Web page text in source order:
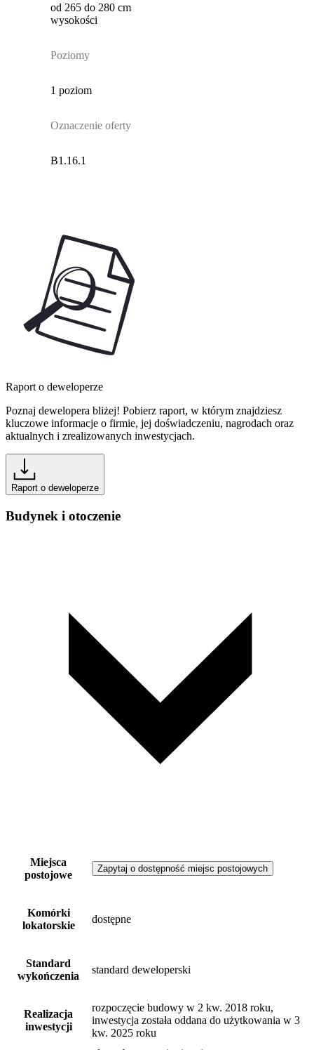
od 265 do 280 cm
wysokości
Poziomy
1 poziom
Oznaczenie oferty
B1.16.1
Raport o deweloperze
Poznaj dewelopera bliżej! Pobierz raport, w którym znajdziesz
kluczowe informacje o firmie, jej doświadczeniu, nagrodach oraz
aktualnych i zrealizowanych inwestycjach.
Raport o deweloperze
Budynek i otoczenie
Miejsca
postojowe
Zapytaj o dostępność miejsc postojowych
Komórki
lokatorskie
dostępne
Standard
wykończenia
standard deweloperski
Realizacja
inwestycji
rozpoczęcie budowy w 2 kw. 2018 roku,
inwestycja została oddana do użytkowania w 3
kw. 2025 roku